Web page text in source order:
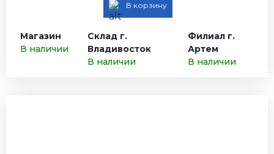
В корзину
Магазин
В наличии
Склад г.
Владивосток
В наличии
Филиал г.
Артем
В наличии